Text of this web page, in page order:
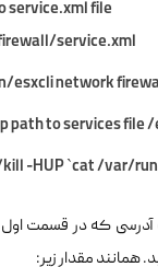
service.xml file
service.xml
esxcli network
path to services file
-HUP `cat /var/
که در قسمت اول
همانند مقدار زیر: